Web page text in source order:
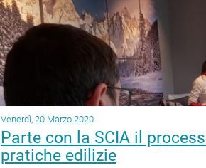
Venerdì, 20 Marzo 2020
Parte con la SCIA il
pratiche edilizie